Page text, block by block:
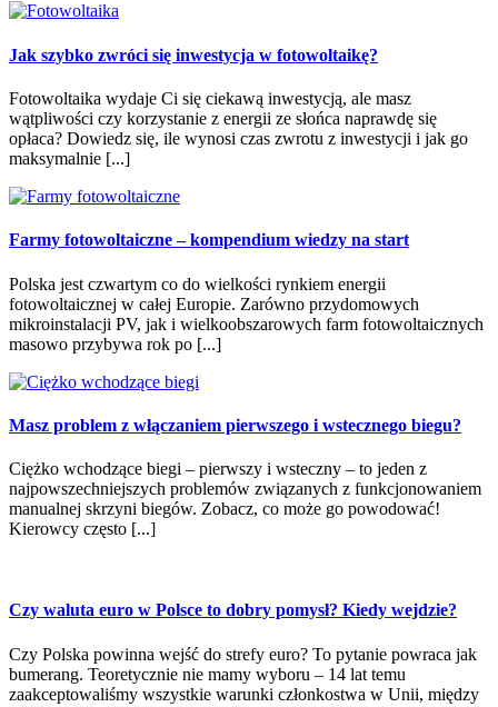
Jak szybko zwróci się inwestycja w fotowoltaikę?
Fotowoltaika wydaje Ci się ciekawą inwestycją, ale masz
wątpliwości czy korzystanie z energii ze słońca naprawdę się
opłaca? Dowiedz się, ile wynosi czas zwrotu z inwestycji i jak go
maksymalnie [...]
Farmy fotowoltaiczne – kompendium wiedzy na start
Polska jest czwartym co do wielkości rynkiem energii
fotowoltaicznej w całej Europie. Zarówno przydomowych
mikroinstalacji PV, jak i wielkoobszarowych farm fotowoltaicznych
masowo przybywa rok po [...]
Masz problem z włączaniem pierwszego i wstecznego biegu?
Ciężko wchodzące biegi – pierwszy i wsteczny – to jeden z
najpowszechniejszych problemów związanych z funkcjonowaniem
manualnej skrzyni biegów. Zobacz, co może go powodować!
Kierowcy często [...]
Czy waluta euro w Polsce to dobry pomysł? Kiedy wejdzie?
Czy Polska powinna wejść do strefy euro? To pytanie powraca jak
bumerang. Teoretycznie nie mamy wyboru – 14 lat temu
zaakceptowaliśmy wszystkie warunki członkostwa w Unii, między